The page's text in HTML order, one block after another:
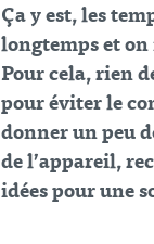
Ça y est, les
longtemps et on
Pour cela, rien
pour éviter le
donner un peu
de l’appareil,
idées pour une